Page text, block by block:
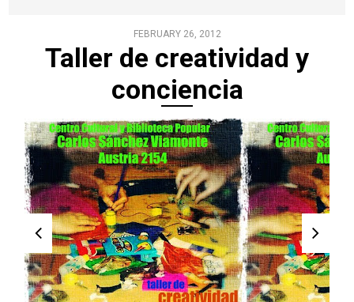
FEBRUARY 26, 2012
Taller de creatividad y
conciencia